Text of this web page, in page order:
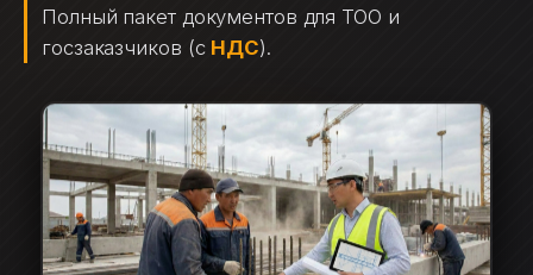
Полный пакет документов для ТОО и
госзаказчиков (с НДС).